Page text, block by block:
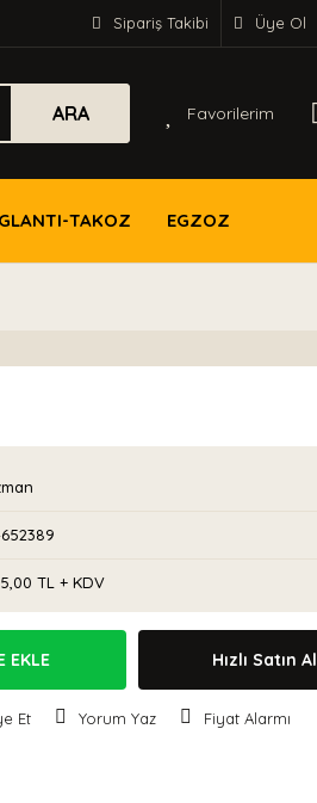
Sipariş Takibi Üye Ol
ARA Favorilerim
TAKOZ EGZOZ
TL + KDV
EKLE Hızlı Satın Al
Et Yorum Yaz Fiyat Alarmı